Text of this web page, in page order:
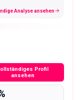
Analyse ansehen
Profil
ansehen